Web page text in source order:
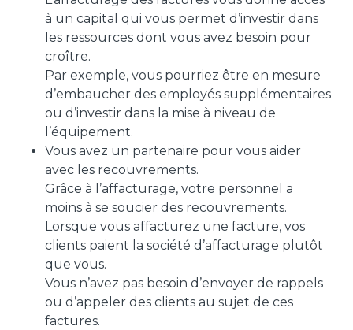
à un capital qui vous permet d’investir dans
les ressources dont vous avez besoin pour
croître.
Par exemple, vous pourriez être en mesure
d’embaucher des employés supplémentaires
ou d’investir dans la mise à niveau de
l’équipement.
Vous avez un partenaire pour vous aider
avec les recouvrements.
Grâce à l’affacturage, votre personnel a
moins à se soucier des recouvrements.
Lorsque vous affacturez une facture, vos
clients paient la société d’affacturage plutôt
que vous.
Vous n’avez pas besoin d’envoyer de rappels
ou d’appeler des clients au sujet de ces
factures.